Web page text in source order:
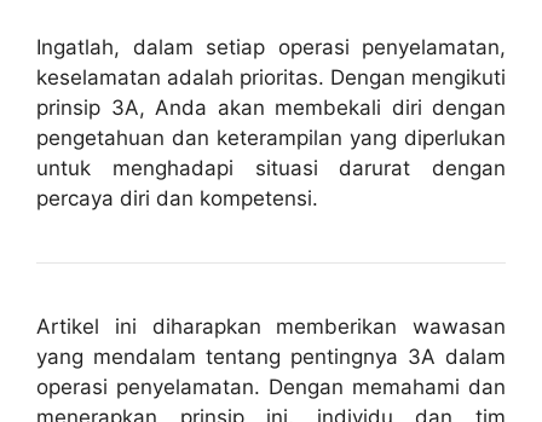
Ingatlah, dalam setiap operasi penyelamatan,
keselamatan adalah prioritas. Dengan mengikuti
prinsip 3A, Anda akan membekali diri dengan
pengetahuan dan keterampilan yang diperlukan
untuk menghadapi situasi darurat dengan
percaya diri dan kompetensi.
Artikel ini diharapkan memberikan wawasan
yang mendalam tentang pentingnya 3A dalam
operasi penyelamatan. Dengan memahami dan
menerapkan prinsip ini, individu dan tim